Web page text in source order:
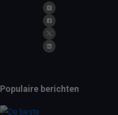
Populaire berichten